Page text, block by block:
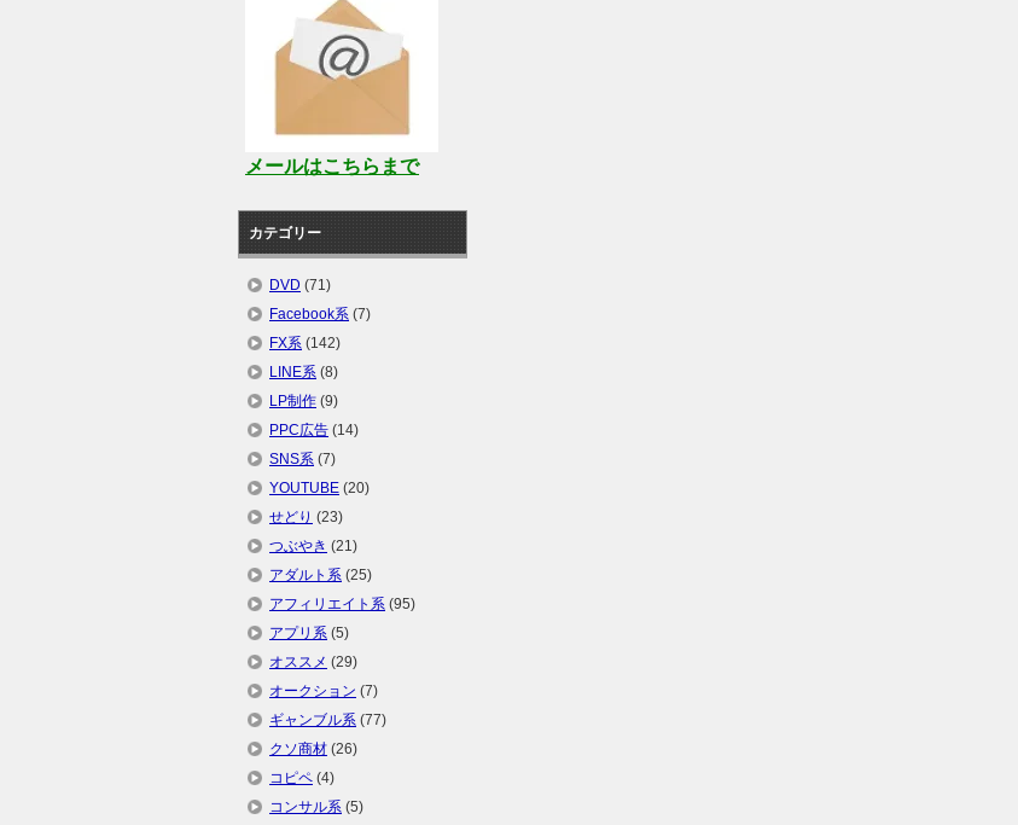
メールはこちらまで
カテゴリー
DVD (71)
Facebook系 (7)
FX系 (142)
LINE系 (8)
LP制作 (9)
PPC広告 (14)
SNS系 (7)
YOUTUBE (20)
せどり (23)
つぶやき (21)
アダルト系 (25)
アフィリエイト系 (95)
アプリ系 (5)
オススメ (29)
オークション (7)
ギャンブル系 (77)
クソ商材 (26)
コピペ (4)
コンサル系 (5)